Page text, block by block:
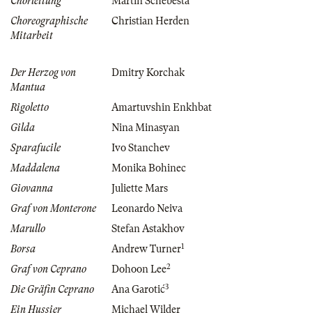
Choreographische
Mitarbeit
Christian Herden
Der Herzog von
Mantua
Dmitry Korchak
Rigoletto
Amartuvshin Enkhbat
Gilda
Nina Minasyan
Sparafucile
Ivo Stanchev
Maddalena
Monika Bohinec
Giovanna
Juliette Mars
Graf von Monterone
Leonardo Neiva
Marullo
Stefan Astakhov
Borsa
Andrew Turner1
Graf von Ceprano Dohoon Lee2
Die Gräfin Ceprano Ana Garotić3
Ein Hussier
Michael Wilder